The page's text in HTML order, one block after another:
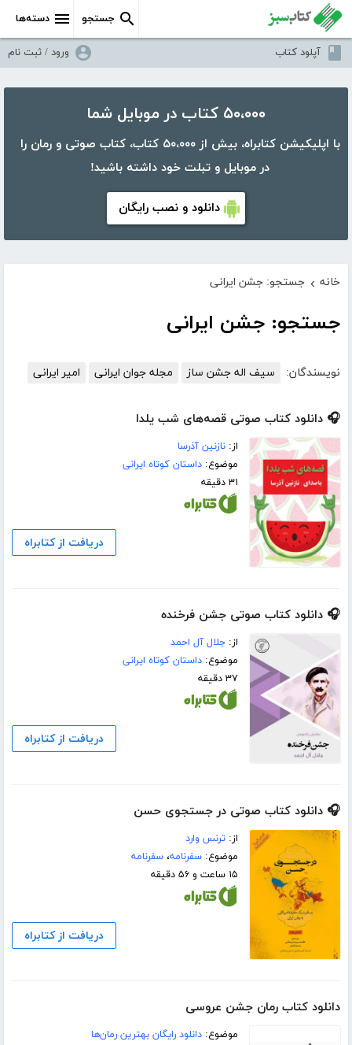
دسته‌ها جستجو
آپلود کتاب ورود / ثبت نام
۵۰،۰۰۰ کتاب در موبایل شما
با اپلیکیشن کتابراه، بیش از ۵۰،۰۰۰ کتاب، کتاب صوتی و رمان را
در موبایل و تبلت خود داشته باشید!
دانلود و نصب رایگان
خانه › جستجو: جشن ایرانی
جستجو: جشن ایرانی
نویسندگان: سیف اله جشن ساز مجله جوان ایرانی امیر ایرانی
🎧 دانلود کتاب صوتی قصه‌های شب یلدا
از:نازنین آذرسا
موضوع:داستان کوتاه ایرانی
۳۱ دقیقه
دریافت از کتابراه
🎧 دانلود کتاب صوتی جشن فرخنده
از:جلال آل احمد
موضوع:داستان کوتاه ایرانی
۳۷ دقیقه
دریافت از کتابراه
🎧 دانلود کتاب صوتی در جستجوی حسن
از:ترنس وارد
موضوع:سفرنامه،سفرنامه
۱۵ ساعت و ۵۶ دقیقه
دریافت از کتابراه
دانلود کتاب رمان جشن عروسی
موضوع:دانلود رایگان بهترین رمان‌ها